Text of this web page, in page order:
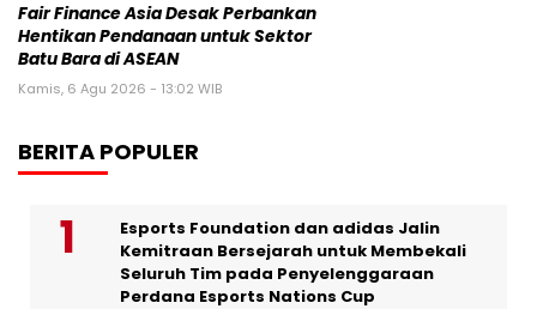
Fair Finance Asia Desak Perbankan
Hentikan Pendanaan untuk Sektor
Batu Bara di ASEAN
Kamis, 6 Agu 2026 - 13:02 WIB
BERITA POPULER
Esports Foundation dan adidas Jalin
Kemitraan Bersejarah untuk Membekali
Seluruh Tim pada Penyelenggaraan
Perdana Esports Nations Cup